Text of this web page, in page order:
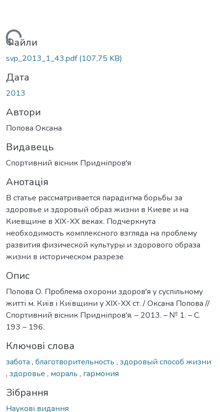
Вантажиться...
Файли
svp_2013_1_43.pdf(107,75 KB)
Дата
2013
Автори
Попова Оксана
Видавець
Спортивний вісник Придніпров'я
Анотація
В статье рассматривается парадигма борьбы за
здоровье и здоровый образ жизни в Киеве и на
Киевщине в XIX-XX веках. Подчеркнута
необходимость комплексного взгляда на проблему
развития физической культуры и здорового образа
жизни в историческом разрезе
Опис
Попова О. Проблема охорони здоров'я у суспільному
житті м. Київ і Київщини у XIX-XX ст. / Оксана Попова //
Спортивний вісник Придніпров'я. – 2013. – № 1. – С.
193 – 196.
Ключові слова
забота , благотворительность , здоровый способ жизни
, здоровье , мораль , гармония
Зібрання
Наукові видання